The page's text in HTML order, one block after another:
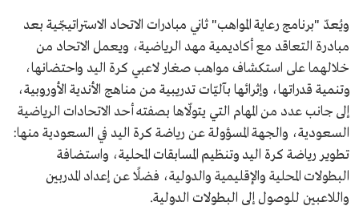
ويُعدّ "برنامج رعاية المواهب" ثاني مبادرات الاتحاد الاستراتيجّية بعد
مبادرة التعاقد مع أكاديمية مهد الرياضية، ويعمل الاتحاد من
خلالهما على استكشاف مواهب صغار لاعبي كرة اليد واحتضانها،
وتنمية قدراتها، وإثرائها بآليّات تدريبية من مناهج الأندية الأوروبية،
إلى جانب عدد من المهام التي يتولّاها بصفته أحد الاتحادات الرياضية
السعودية، والجهة المسؤولة عن رياضة كرة اليد في السعودية منها:
تطوير رياضة كرة اليد وتنظيم المسابقات المحلية، واستضافة
البطولات المحلية والإقليمية والدولية، فضلًا عن إعداد المدربين
واللاعبين للوصول إلى البطولات الدولية.